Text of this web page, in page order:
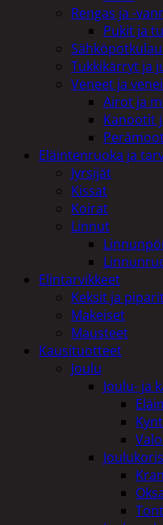
Rengas ja -
Pukit ja
Tukkikärryt ja
Veneet ja
Airot ja
Kanootit
Eläintenruoka ja
Jyrsijät
Kissat
Koirat
Linnut
Elintarvikkeet
Keksit ja
Makeiset
Mausteet
Kausituotteet
Joulu
Joulu- ja